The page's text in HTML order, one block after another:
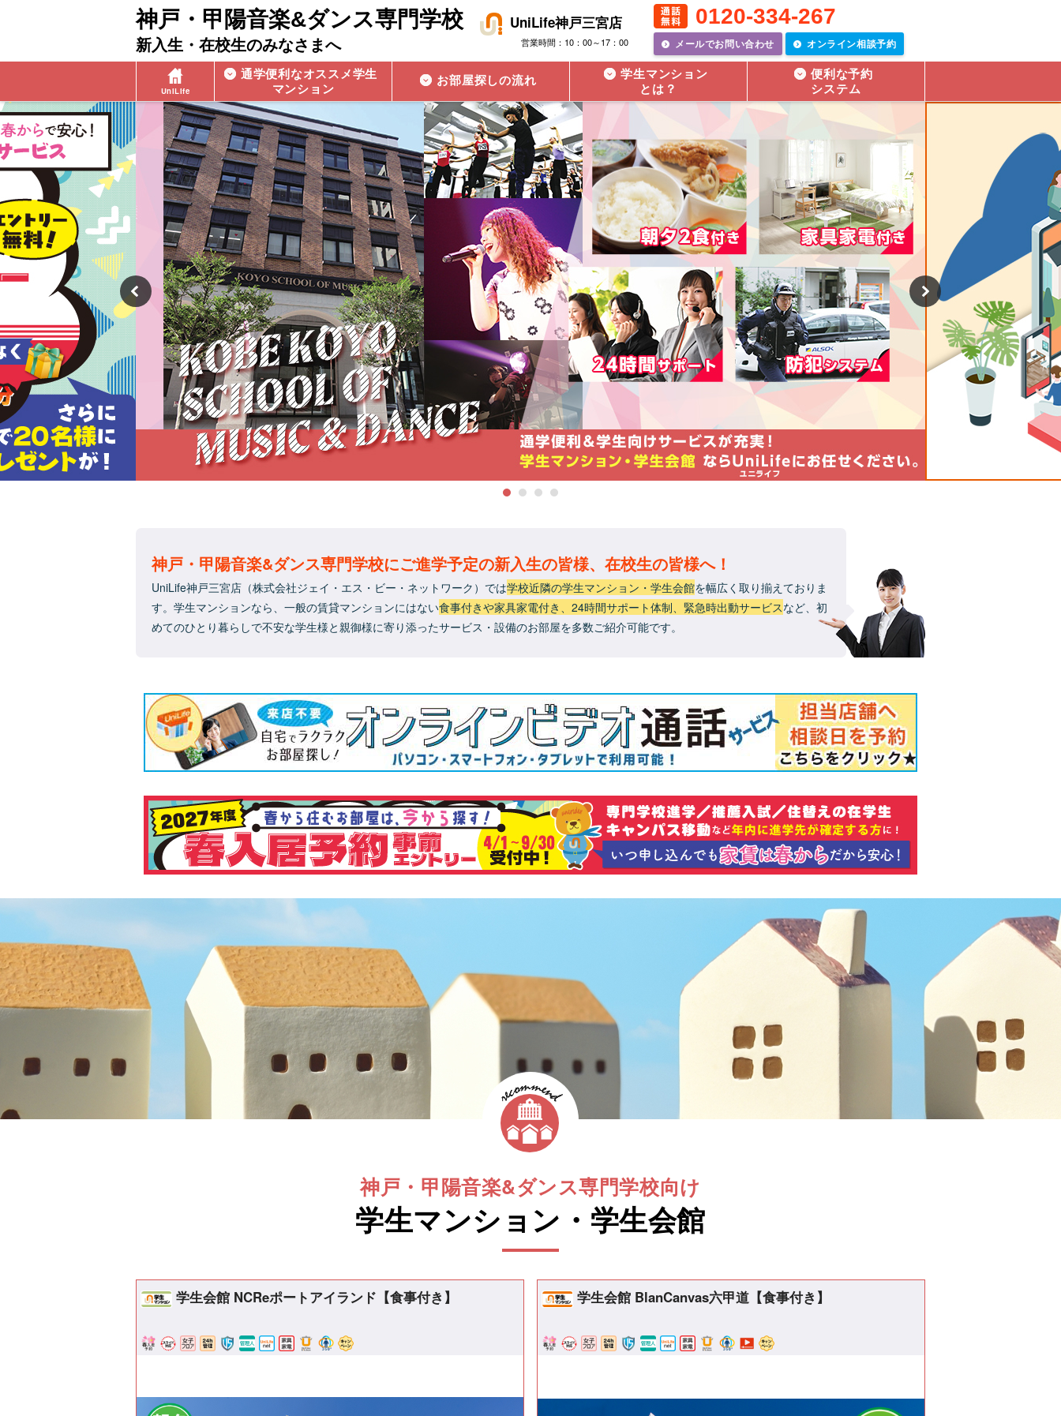
神戸・甲陽音楽&ダンス専門学校
新入生・在校生のみなさまへ
UniLife神戸三宮店
営業時間：10：00～17：00
0120-334-267
メールでお問い合わせ オンライン相談予約
UniLife
通学便利なオススメ学生
マンション
お部屋探しの流れ
学生マンション
とは？
便利な予約
システム
神戸・甲陽音楽&ダンス専門学校にご進学予定の新入生の皆様、在校生の皆様へ！
UniLife神戸三宮店（株式会社ジェイ・エス・ビー・ネットワーク）では学校近隣の学生マンション・学生会館を幅広く取り揃えておりま
す。学生マンションなら、一般の賃貸マンションにはない食事付きや家具家電付き、24時間サポート体制、緊急時出動サービスなど、初
めてのひとり暮らしで不安な学生様と親御様に寄り添ったサービス・設備のお部屋を多数ご紹介可能です。
神戸・甲陽音楽&ダンス専門学校向け
学生マンション・学生会館
学生会館 NCReポートアイランド【食事付き】 学生会館 BlanCanvas六甲道【食事付き】